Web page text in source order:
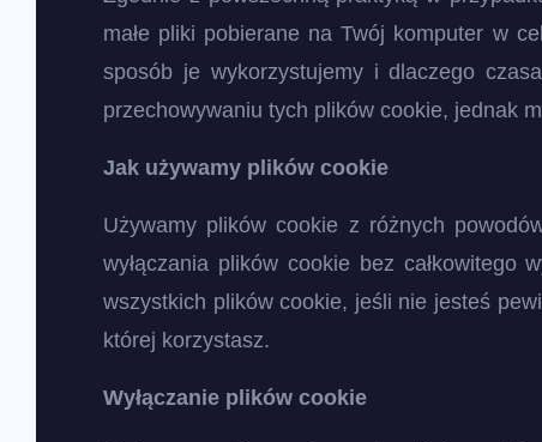
małe pliki pobierane na Twój komputer w
sposób je wykorzystujemy i dlaczego
przechowywaniu tych plików cookie, jednak
Jak używamy plików cookie
Używamy plików cookie z różnych
wyłączania plików cookie bez całkowitego
wszystkich plików cookie, jeśli nie jesteś
której korzystasz.
Wyłączanie plików cookie